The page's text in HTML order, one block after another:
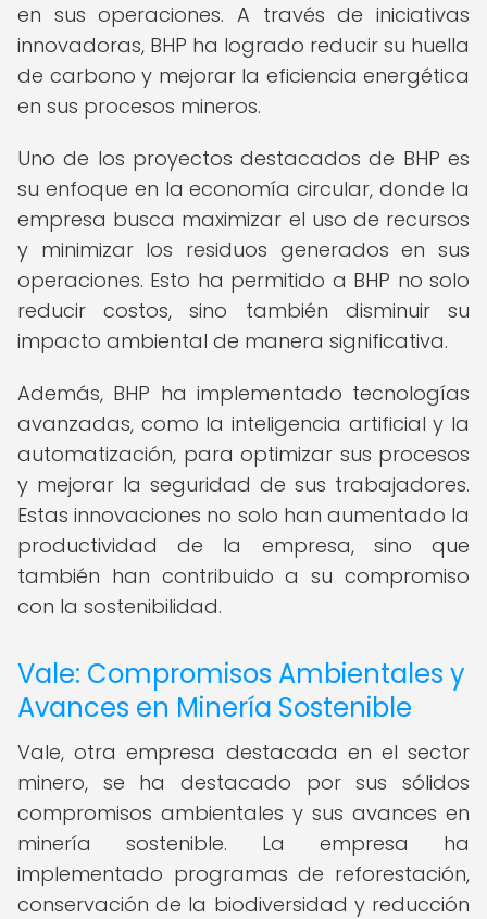
en sus operaciones. A través de iniciativas
innovadoras, BHP ha logrado reducir su huella
de carbono y mejorar la eficiencia energética
en sus procesos mineros.
Uno de los proyectos destacados de BHP es
su enfoque en la economía circular, donde la
empresa busca maximizar el uso de recursos
y minimizar los residuos generados en sus
operaciones. Esto ha permitido a BHP no solo
reducir costos, sino también disminuir su
impacto ambiental de manera significativa.
Además, BHP ha implementado tecnologías
avanzadas, como la inteligencia artificial y la
automatización, para optimizar sus procesos
y mejorar la seguridad de sus trabajadores.
Estas innovaciones no solo han aumentado la
productividad de la empresa, sino que
también han contribuido a su compromiso
con la sostenibilidad.
Vale: Compromisos Ambientales y
Avances en Minería Sostenible
Vale, otra empresa destacada en el sector
minero, se ha destacado por sus sólidos
compromisos ambientales y sus avances en
minería sostenible. La empresa ha
implementado programas de reforestación,
conservación de la biodiversidad y reducción